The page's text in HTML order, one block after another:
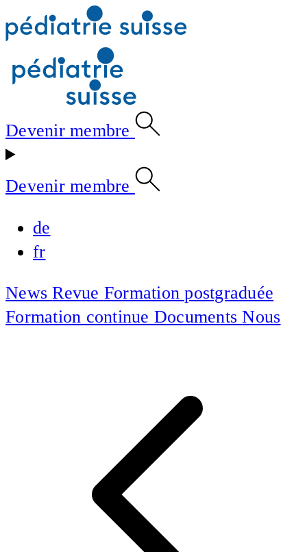
Devenir membre
Devenir membre
de
fr
NewsRevue Formation postgraduée
Formation continue DocumentsNous